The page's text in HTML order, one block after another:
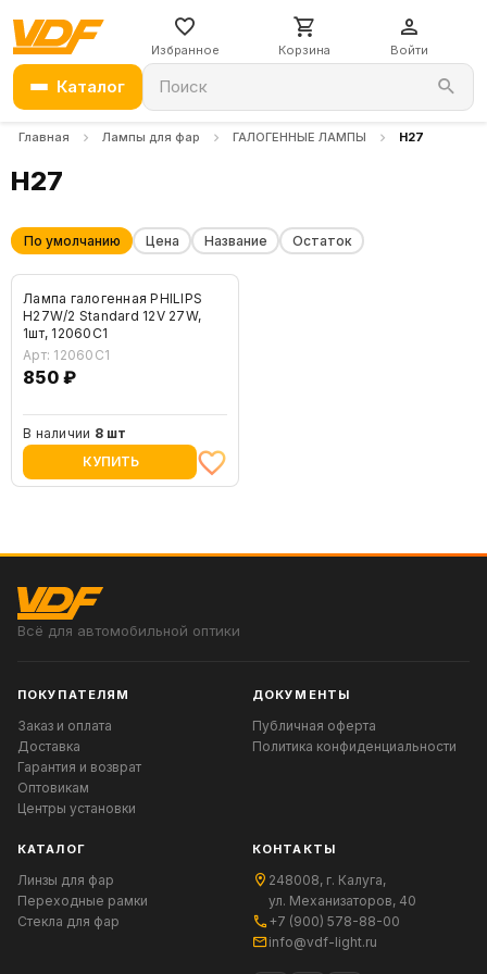
Избранное Корзина Войти
Каталог Поиск
Главная Лампы для фар ГАЛОГЕННЫЕ ЛАМПЫ H27
H27
По умолчанию Цена Название Остаток
Лампа галогенная PHILIPS
H27W/2 Standard 12V 27W,
1шт, 12060C1
Арт: 12060C1
850 ₽
В наличии 8 шт
КУПИТЬ
Всё для автомобильной оптики
ПОКУПАТЕЛЯМ
Заказ и оплата
Доставка
Гарантия и возврат
Оптовикам
Центры установки
ДОКУМЕНТЫ
Публичная оферта
Политика конфиденциальности
КАТАЛОГ
Линзы для фар
Переходные рамки
Стекла для фар
КОНТАКТЫ
248008, г. Калуга,
ул. Механизаторов, 40
+7 (900) 578-88-00
info@vdf-light.ru